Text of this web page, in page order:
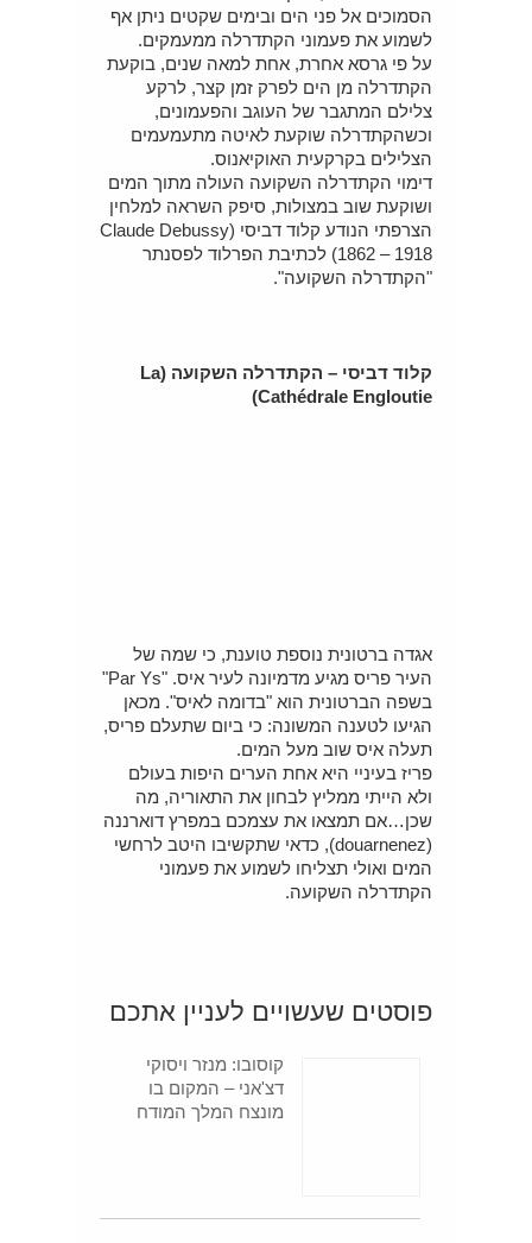
הסמוכים אל פני הים ובימים שקטים ניתן אף
לשמוע את פעמוני הקתדרלה ממעמקים.
על פי גרסא אחרת, אחת למאה שנים, בוקעת
הקתדרלה מן הים לפרק זמן קצר, לרקע
צלילם המתגבר של העוגב והפעמונים,
וכשהקתדרלה שוקעת לאיטה מתעמעמים
הצלילים בקרקעית האוקיאנוס.
דימוי הקתדרלה השקועה העולה מתוך המים
ושוקעת שוב במצולות, סיפק השראה למלחין
הצרפתי הנודע קלוד דביסי (Claude Debussy
1862 – 1918) לכתיבת הפרלוד לפסנתר
"הקתדרלה השקועה".
קלוד דביסי – הקתדרלה השקועה (La
Cathédrale Engloutie)
אגדה ברטונית נוספת טוענת, כי שמה של
העיר פריס מגיע מדמיונה לעיר איס. "Par Ys"
בשפה הברטונית הוא "בדומה לאיס". מכאן
הגיעו לטענה המשונה: כי ביום שתעלם פריס,
תעלה איס שוב מעל המים.
פריז בעיניי היא אחת הערים היפות בעולם
ולא הייתי ממליץ לבחון את התאוריה, מה
שכן…אם תמצאו את עצמכם במפרץ דוארננה
(douarnenez‬‏), כדאי שתקשיבו היטב לרחשי
המים ואולי תצליחו לשמוע את פעמוני
הקתדרלה השקועה.
פוסטים שעשויים לעניין אתכם
קוסובו: מנזר ויסוקי
דצ'אני – המקום בו
מונצח המלך המודח